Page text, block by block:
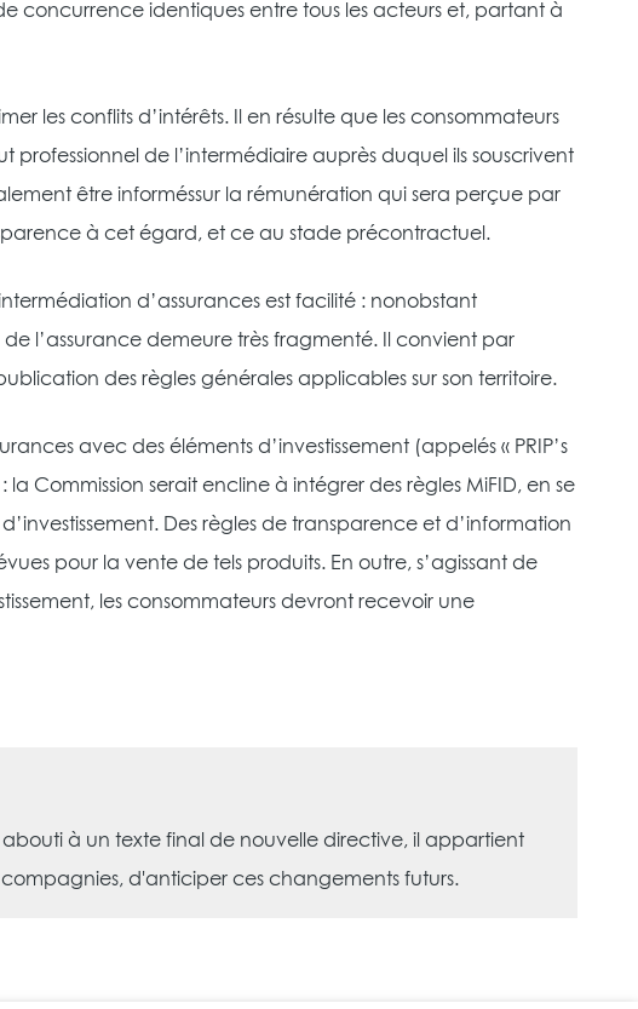
concurrence identiques entre tous les acteurs et, partant à
les conflits d’intérêts. Il en résulte que les consommateurs
de l’intermédiaire auprès duquel ils souscrivent
être informéssur la rémunération qui sera perçue par
à cet égard, et ce au stade précontractuel.
d’assurances est facilité : nonobstant
l’assurance demeure très fragmenté. Il convient par
des règles générales applicables sur son territoire.
avec des éléments d’investissement (appelés « PRIP’s
Commission serait encline à intégrer des règles MiFID, en se
Des règles de transparence et d’information
pour la vente de tels produits. En outre, s’agissant de
les consommateurs devront recevoir une
à un texte final de nouvelle directive, il appartient
d'anticiper ces changements futurs.